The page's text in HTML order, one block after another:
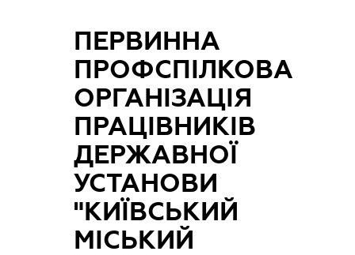
ПЕРВИННА
ПРОФСПІЛКОВА
ОРГАНІЗАЦІЯ
ПРАЦІВНИКІВ
ДЕРЖАВНОЇ
УСТАНОВИ
"КИЇВСЬКИЙ
МІСЬКИЙ